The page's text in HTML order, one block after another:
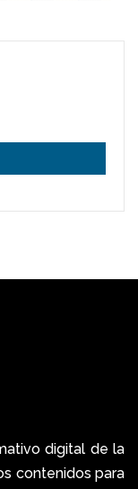
digital de la
contenidos para